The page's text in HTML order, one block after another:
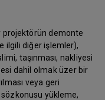
projektörün demonte
ilgili diğer işlemler),
taşınması, nakliyesi
dahil olmak üzer bir
veya geri
yükleme,